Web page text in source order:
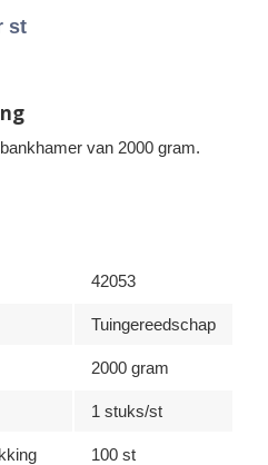
st
van 2000 gram.
42053
Tuingereedschap
2000 gram
1 stuks/st
100 st